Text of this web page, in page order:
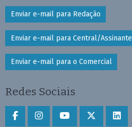
Enviar e-mail para Redação
Enviar e-mail para Central/Assinante
Enviar e-mail para o Comercial
Redes Sociais